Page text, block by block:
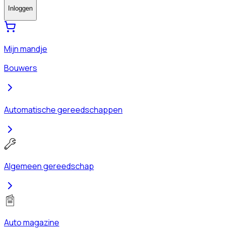
Inloggen
Mijn mandje
Bouwers
Automatische gereedschappen
Algemeen gereedschap
Auto magazine